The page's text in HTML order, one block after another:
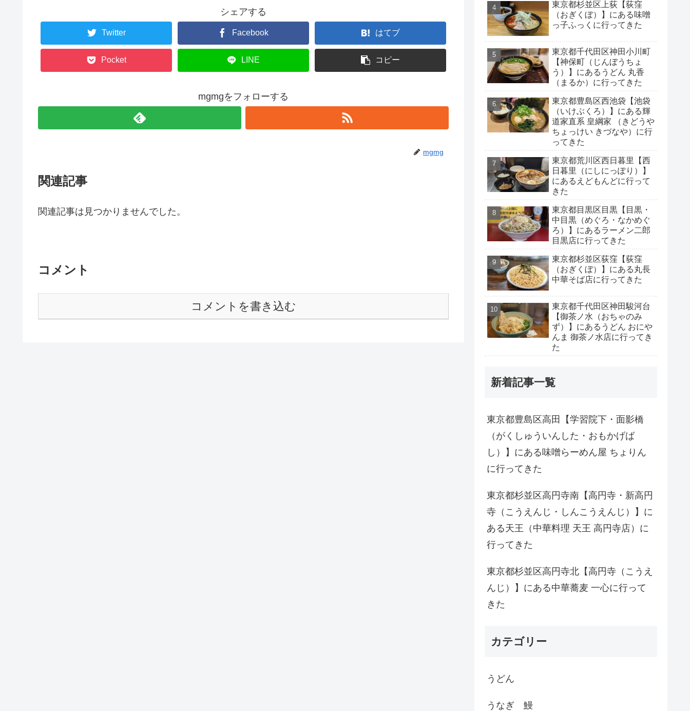
シェアする
Twitter Facebook はてブ
Pocket LINE コピー
mgmgをフォローする
mgmg
関連記事
関連記事は見つかりませんでした。
コメント
コメントを書き込む
東京都杉並区上荻【荻窪
（おぎくぼ）】にある味噌
っ子ふっくに行ってきた
東京都千代田区神田小川町
【神保町（じんぼうちょ
う）】にあるうどん 丸香
（まるか）に行ってきた
東京都豊島区西池袋【池袋
（いけぶくろ）】にある輝
道家直系 皇綱家 （きどうや
ちょっけい きづなや）に行
ってきた
東京都荒川区西日暮里【西
日暮里（にしにっぽり）】
にあるえどもんどに行って
きた
東京都目黒区目黒【目黒・
中目黒（めぐろ・なかめぐ
ろ）】にあるラーメン二郎
目黒店に行ってきた
東京都杉並区荻窪【荻窪
（おぎくぼ）】にある丸長
中華そば店に行ってきた
東京都千代田区神田駿河台
【御茶ノ水（おちゃのみ
ず）】にあるうどん おにや
んま 御茶ノ水店に行ってき
た
新着記事一覧
東京都豊島区高田【学習院下・面影橋
（がくしゅういんした・おもかげば
し）】にある味噌らーめん屋 ちょりん
に行ってきた
東京都杉並区高円寺南【高円寺・新高円
寺（こうえんじ・しんこうえんじ）】に
ある天王（中華料理 天王 高円寺店）に
行ってきた
東京都杉並区高円寺北【高円寺（こうえ
んじ）】にある中華蕎麦 一心に行って
きた
カテゴリー
うどん
うなぎ 鰻